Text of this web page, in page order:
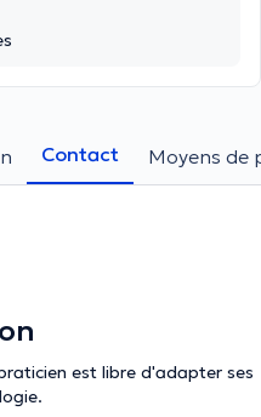
Contact Moyens de
est libre d'adapter ses